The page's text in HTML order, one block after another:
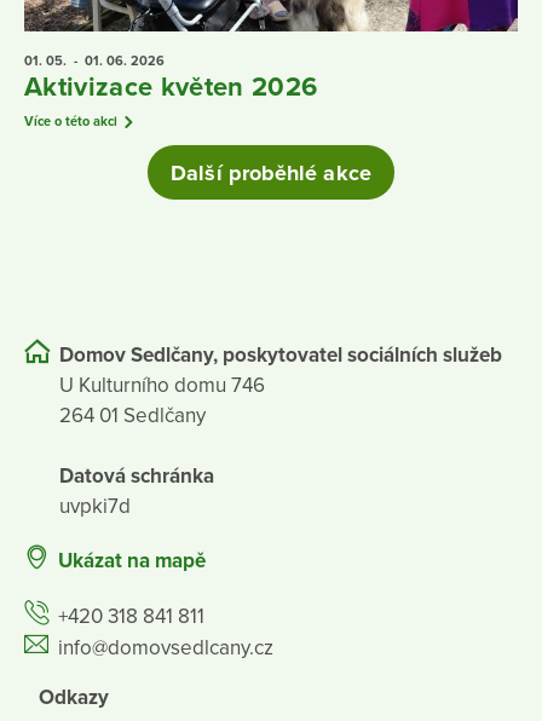
01. 05. - 01. 06. 2026
Aktivizace květen 2026
Více o této akci
Další proběhlé akce
Domov Sedlčany, poskytovatel sociálních služeb
U Kulturního domu 746
264 01 Sedlčany
Datová schránka
uvpki7d
Ukázat na mapě
+420 318 841 811
info@domovsedlcany.cz
Odkazy